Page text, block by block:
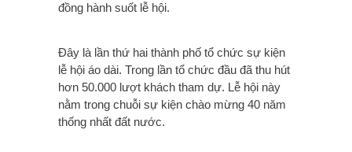
đồng hành suốt lễ hội.
Đây là lần thứ hai thành phố tổ chức sự kiện
lễ hội áo dài. Trong lần tổ chức đầu đã thu hút
hơn 50.000 lượt khách tham dự. Lễ hội này
nằm trong chuỗi sự kiện chào mừng 40 năm
thống nhất đất nước.